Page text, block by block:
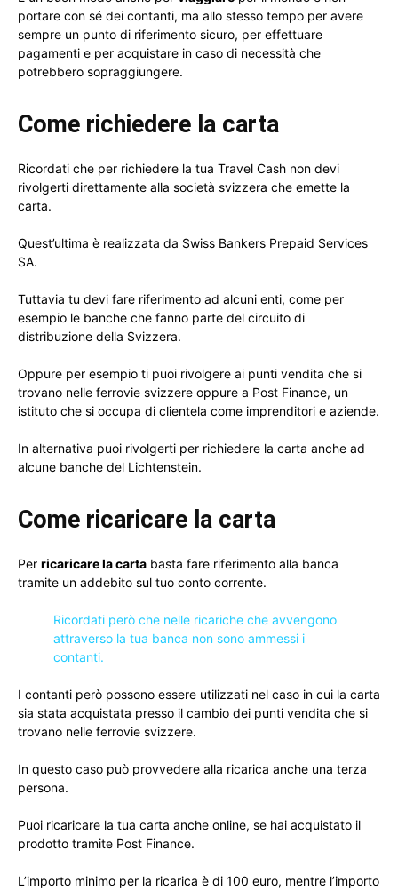
portare con sé dei contanti, ma allo stesso tempo per avere
sempre un punto di riferimento sicuro, per effettuare
pagamenti e per acquistare in caso di necessità che
potrebbero sopraggiungere.
Come richiedere la carta
Ricordati che per richiedere la tua Travel Cash non devi
rivolgerti direttamente alla società svizzera che emette la
carta.
Quest’ultima è realizzata da Swiss Bankers Prepaid Services
SA.
Tuttavia tu devi fare riferimento ad alcuni enti, come per
esempio le banche che fanno parte del circuito di
distribuzione della Svizzera.
Oppure per esempio ti puoi rivolgere ai punti vendita che si
trovano nelle ferrovie svizzere oppure a Post Finance, un
istituto che si occupa di clientela come imprenditori e aziende.
In alternativa puoi rivolgerti per richiedere la carta anche ad
alcune banche del Lichtenstein.
Come ricaricare la carta
Per ricaricare la carta basta fare riferimento alla banca
tramite un addebito sul tuo conto corrente.
Ricordati però che nelle ricariche che avvengono
attraverso la tua banca non sono ammessi i
contanti.
I contanti però possono essere utilizzati nel caso in cui la carta
sia stata acquistata presso il cambio dei punti vendita che si
trovano nelle ferrovie svizzere.
In questo caso può provvedere alla ricarica anche una terza
persona.
Puoi ricaricare la tua carta anche online, se hai acquistato il
prodotto tramite Post Finance.
L’importo minimo per la ricarica è di 100 euro, mentre l’importo